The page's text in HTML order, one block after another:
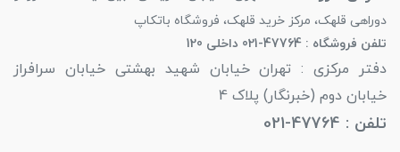
دوراهی قلهک، مرکز خرید قلهک، فروشگاه باتکاپ
تلفن فروشگاه : 47764-021 داخلی 120
دفتر مرکزی : تهران خیابان شهید بهشتی خیابان سرافراز
خیابان دوم (خبرنگار) پلاک 4
تلفن : 47764-021